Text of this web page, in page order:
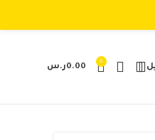
0
0.00ر.س